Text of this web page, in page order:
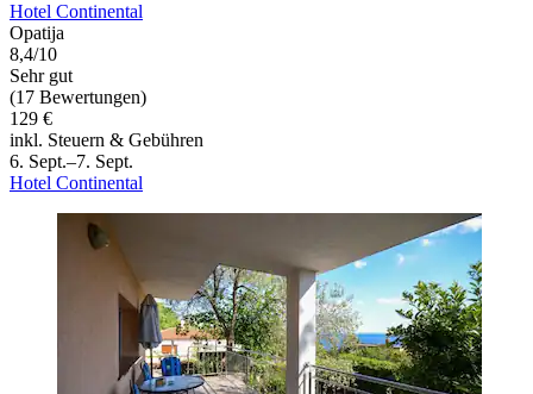
Hotel Continental
Opatija
8,4/10
Sehr gut
(17 Bewertungen)
129 €
inkl. Steuern & Gebühren
6. Sept.–7. Sept.
Hotel Continental